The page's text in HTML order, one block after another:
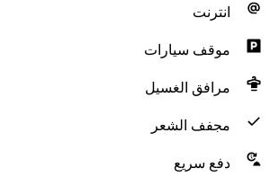
انترنت
موقف سيارات
مرافق الغسيل
مجفف الشعر
دفع سريع